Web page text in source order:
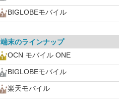
BIGLOBEモバイル
端末のラインナップ
OCN モバイル ONE
BIGLOBEモバイル
楽天モバイル